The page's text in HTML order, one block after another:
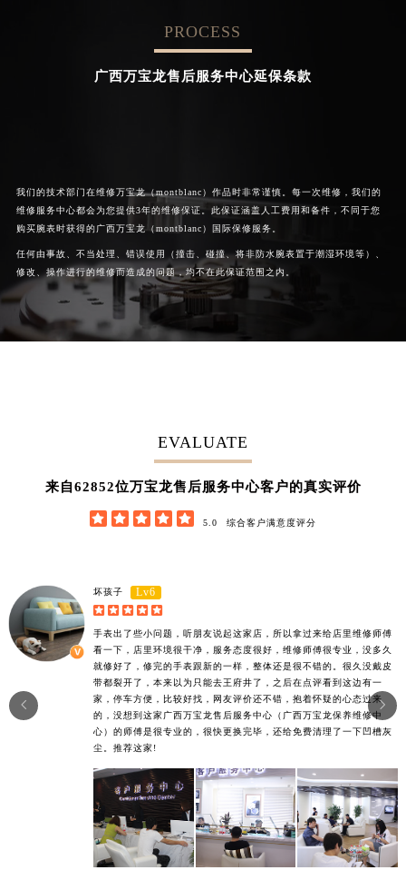

PROCESS
广西万宝龙售后服务中心延保条款
我们的技术部门在维修万宝龙（montblanc）作品时非常谨慎。每一次维修，我们的
维修服务中心都会为您提供3年的维修保证。此保证涵盖人工费用和备件，不同于您
购买腕表时获得的广西万宝龙（montblanc）国际保修服务。
任何由事故、不当处理、错误使用（撞击、碰撞、将非防水腕表置于潮湿环境等）、
修改、操作进行的维修而造成的问题，均不在此保证范围之内。
EVALUATE
来自62852位万宝龙售后服务中心客户的真实评价
     5.0 综合客户满意度评分
坏孩子 Lv6
    
手表出了些小问题，听朋友说起这家店，所以拿过来给店里维修师傅
看一下，店里环境很干净，服务态度很好，维修师傅很专业，没多久
就修好了，修完的手表跟新的一样，整体还是很不错的。很久没戴皮
带都裂开了，本来以为只能去王府井了，之后在点评看到这边有一
家，停车方便，比较好找，网友评价还不错，抱着怀疑的心态过来
的，没想到这家广西万宝龙售后服务中心（广西万宝龙保养维修中
心）的师傅是很专业的，很快更换完毕，还给免费清理了一下凹槽灰
尘。推荐这家!

